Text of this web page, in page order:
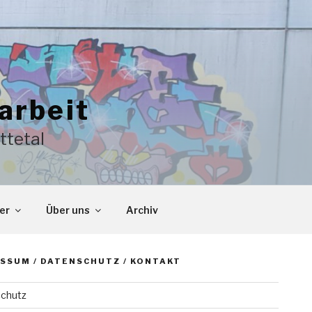
Über uns Archiv
/ DATENSCHUTZ / KONTAKT